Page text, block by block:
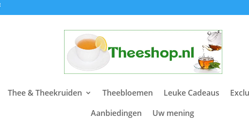
Thee & Theekruiden Theebloemen Leuke Cadeaus
Aanbiedingen
Uw mening
/ Producten getagged “Zonnebloemthee”